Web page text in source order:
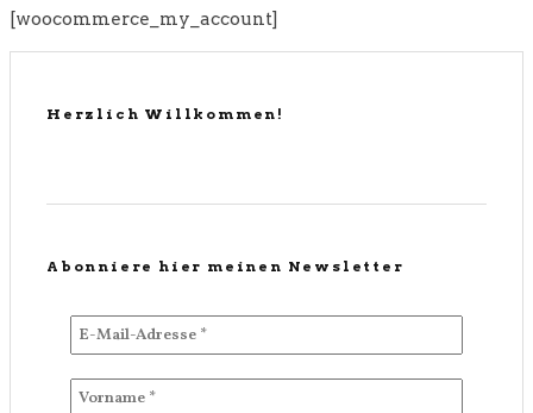
[woocommerce_my_account]
Herzlich Willkommen!
Abonniere hier meinen Newsletter